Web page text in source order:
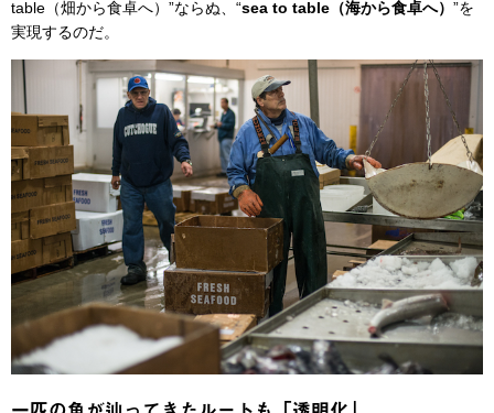
table（畑から食卓へ）”ならぬ、“sea to table（海から食卓へ） ”を
実現するのだ。